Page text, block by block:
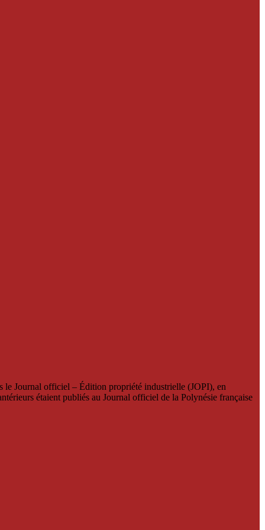
le Journal officiel – Édition propriété industrielle (JOPI), en
étaient publiés au Journal officiel de la Polynésie française